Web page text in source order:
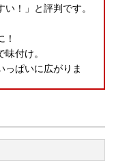
！」と評判です。
付け。
っぱいに広がりま
ったり。
卓でお楽しみくださ